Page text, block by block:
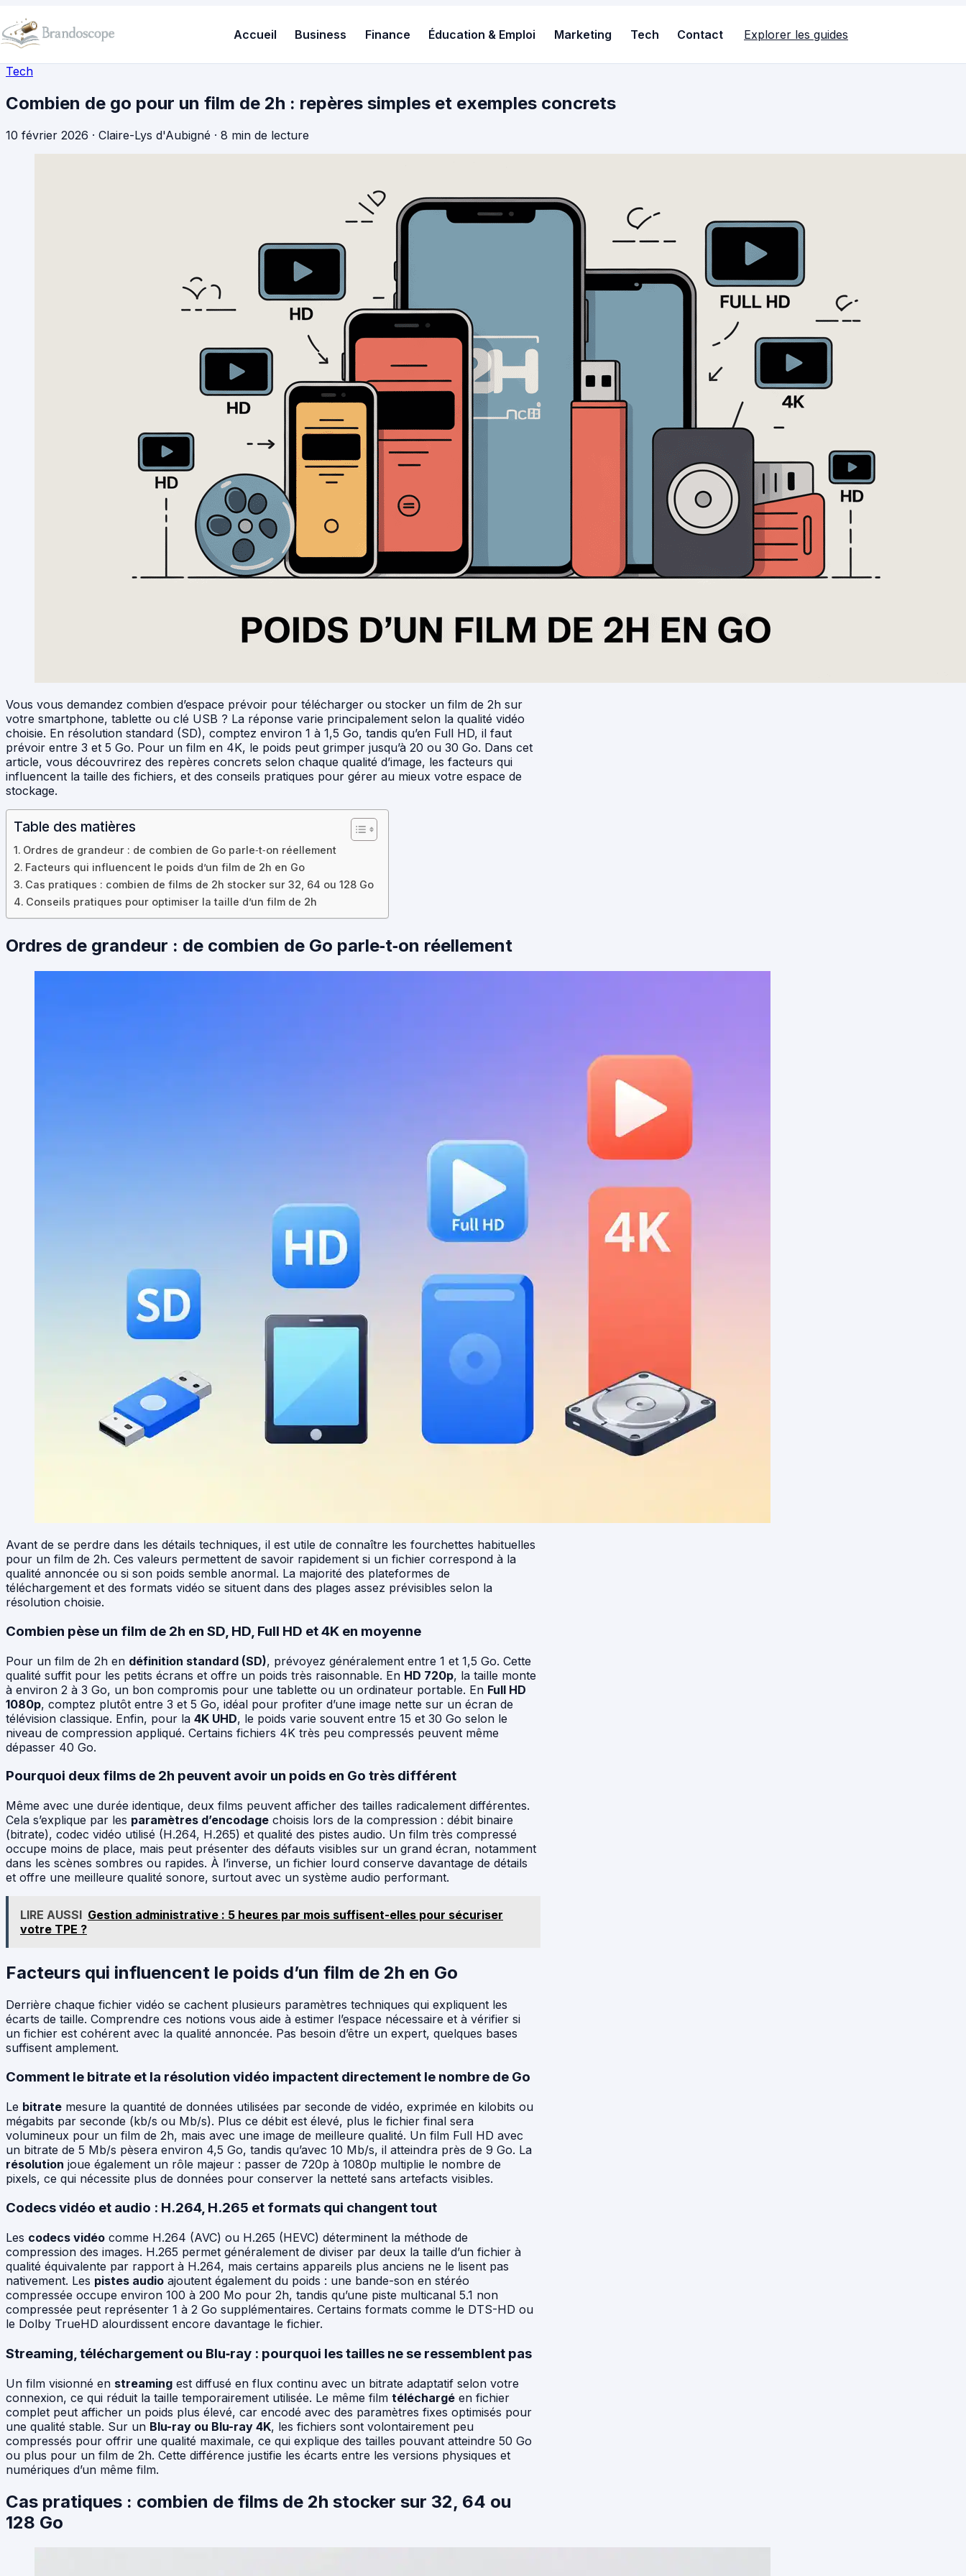
Accueil Business Finance Éducation & Emploi Marketing Tech Contact Explorer les guides
Tech
Combien de go pour un film de 2h : repères simples et exemples concrets
10 février 2026 · Claire-Lys d'Aubigné · 8 min de lecture
Vous vous demandez combien d’espace prévoir pour télécharger ou stocker un film de 2h sur
votre smartphone, tablette ou clé USB ? La réponse varie principalement selon la qualité vidéo
choisie. En résolution standard (SD), comptez environ 1 à 1,5 Go, tandis qu’en Full HD, il faut
prévoir entre 3 et 5 Go. Pour un film en 4K, le poids peut grimper jusqu’à 20 ou 30 Go. Dans cet
article, vous découvrirez des repères concrets selon chaque qualité d’image, les facteurs qui
influencent la taille des fichiers, et des conseils pratiques pour gérer au mieux votre espace de
stockage.
Table des matières
Ordres de grandeur : de combien de Go parle‑t‑on réellement
Facteurs qui influencent le poids d’un film de 2h en Go
Cas pratiques : combien de films de 2h stocker sur 32, 64 ou 128 Go
Conseils pratiques pour optimiser la taille d’un film de 2h
Ordres de grandeur : de combien de Go parle‑t‑on réellement
Avant de se perdre dans les détails techniques, il est utile de connaître les fourchettes habituelles
pour un film de 2h. Ces valeurs permettent de savoir rapidement si un fichier correspond à la
qualité annoncée ou si son poids semble anormal. La majorité des plateformes de
téléchargement et des formats vidéo se situent dans des plages assez prévisibles selon la
résolution choisie.
Combien pèse un film de 2h en SD, HD, Full HD et 4K en moyenne
Pour un film de 2h en définition standard (SD), prévoyez généralement entre 1 et 1,5 Go. Cette
qualité suffit pour les petits écrans et offre un poids très raisonnable. En HD 720p, la taille monte
à environ 2 à 3 Go, un bon compromis pour une tablette ou un ordinateur portable. En Full HD
1080p, comptez plutôt entre 3 et 5 Go, idéal pour profiter d’une image nette sur un écran de
télévision classique. Enfin, pour la 4K UHD, le poids varie souvent entre 15 et 30 Go selon le
niveau de compression appliqué. Certains fichiers 4K très peu compressés peuvent même
dépasser 40 Go.
Pourquoi deux films de 2h peuvent avoir un poids en Go très différent
Même avec une durée identique, deux films peuvent afficher des tailles radicalement différentes.
Cela s’explique par les paramètres d’encodage choisis lors de la compression : débit binaire
(bitrate), codec vidéo utilisé (H.264, H.265) et qualité des pistes audio. Un film très compressé
occupe moins de place, mais peut présenter des défauts visibles sur un grand écran, notamment
dans les scènes sombres ou rapides. À l’inverse, un fichier lourd conserve davantage de détails
et offre une meilleure qualité sonore, surtout avec un système audio performant.
LIRE AUSSI Gestion administrative : 5 heures par mois suffisent-elles pour sécuriser
votre TPE ?
Facteurs qui influencent le poids d’un film de 2h en Go
Derrière chaque fichier vidéo se cachent plusieurs paramètres techniques qui expliquent les
écarts de taille. Comprendre ces notions vous aide à estimer l’espace nécessaire et à vérifier si
un fichier est cohérent avec la qualité annoncée. Pas besoin d’être un expert, quelques bases
suffisent amplement.
Comment le bitrate et la résolution vidéo impactent directement le nombre de Go
Le bitrate mesure la quantité de données utilisées par seconde de vidéo, exprimée en kilobits ou
mégabits par seconde (kb/s ou Mb/s). Plus ce débit est élevé, plus le fichier final sera
volumineux pour un film de 2h, mais avec une image de meilleure qualité. Un film Full HD avec
un bitrate de 5 Mb/s pèsera environ 4,5 Go, tandis qu’avec 10 Mb/s, il atteindra près de 9 Go. La
résolution joue également un rôle majeur : passer de 720p à 1080p multiplie le nombre de
pixels, ce qui nécessite plus de données pour conserver la netteté sans artefacts visibles.
Codecs vidéo et audio : H.264, H.265 et formats qui changent tout
Les codecs vidéo comme H.264 (AVC) ou H.265 (HEVC) déterminent la méthode de
compression des images. H.265 permet généralement de diviser par deux la taille d’un fichier à
qualité équivalente par rapport à H.264, mais certains appareils plus anciens ne le lisent pas
nativement. Les pistes audio ajoutent également du poids : une bande-son en stéréo
compressée occupe environ 100 à 200 Mo pour 2h, tandis qu’une piste multicanal 5.1 non
compressée peut représenter 1 à 2 Go supplémentaires. Certains formats comme le DTS-HD ou
le Dolby TrueHD alourdissent encore davantage le fichier.
Streaming, téléchargement ou Blu‑ray : pourquoi les tailles ne se ressemblent pas
Un film visionné en streaming est diffusé en flux continu avec un bitrate adaptatif selon votre
connexion, ce qui réduit la taille temporairement utilisée. Le même film téléchargé en fichier
complet peut afficher un poids plus élevé, car encodé avec des paramètres fixes optimisés pour
une qualité stable. Sur un Blu-ray ou Blu-ray 4K, les fichiers sont volontairement peu
compressés pour offrir une qualité maximale, ce qui explique des tailles pouvant atteindre 50 Go
ou plus pour un film de 2h. Cette différence justifie les écarts entre les versions physiques et
numériques d’un même film.
Cas pratiques : combien de films de 2h stocker sur 32, 64 ou
128 Go